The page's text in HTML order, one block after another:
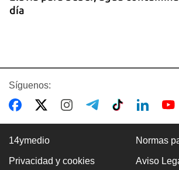
día
Síguenos:
14ymedio Normas
Privacidad y cookies Aviso